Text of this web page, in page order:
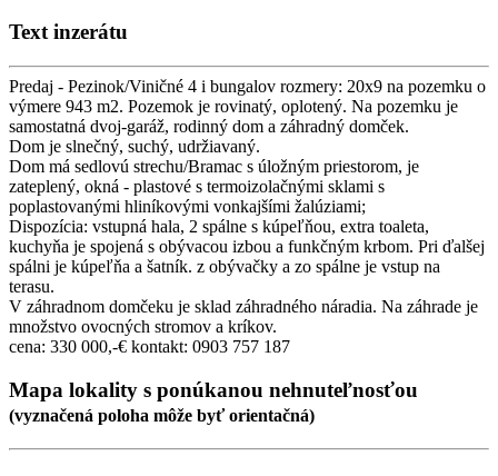
Text inzerátu
Predaj - Pezinok/Viničné 4 i bungalov rozmery: 20x9 na pozemku o
výmere 943 m2. Pozemok je rovinatý, oplotený. Na pozemku je
samostatná dvoj-garáž, rodinný dom a záhradný domček.
Dom je slnečný, suchý, udržiavaný.
Dom má sedlovú strechu/Bramac s úložným priestorom, je
zateplený, okná - plastové s termoizolačnými sklami s
poplastovanými hliníkovými vonkajšími žalúziami;
Dispozícia: vstupná hala, 2 spálne s kúpeľňou, extra toaleta,
kuchyňa je spojená s obývacou izbou a funkčným krbom. Pri ďalšej
spálni je kúpeľňa a šatník. z obývačky a zo spálne je vstup na
terasu.
V záhradnom domčeku je sklad záhradného náradia. Na záhrade je
množstvo ovocných stromov a kríkov.
cena: 330 000,-€ kontakt: 0903 757 187
Mapa lokality s ponúkanou nehnuteľnosťou
(vyznačená poloha môže byť orientačná)